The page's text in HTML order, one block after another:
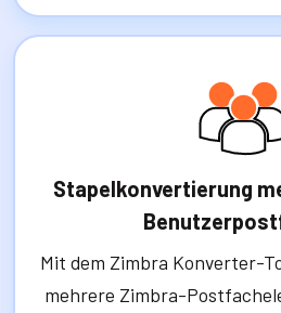
Stapelkonvertierung
Mit dem Zimbra Konverter-
mehrere Zimbra-